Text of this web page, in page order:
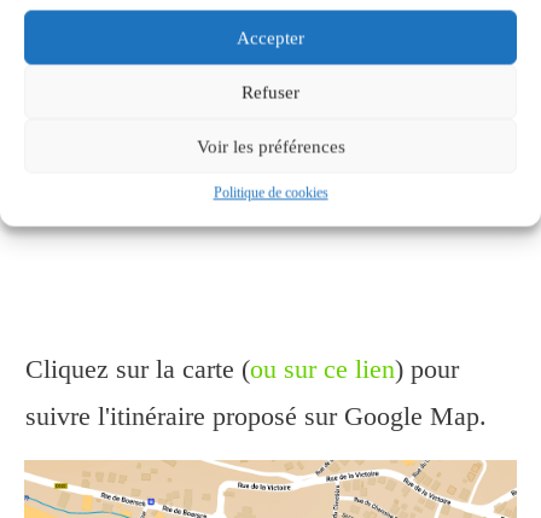
Accepter
Refuser
Voir les préférences
Politique de cookies
Cliquez sur la carte (ou sur ce lien) pour
suivre l'itinéraire proposé sur Google Map.